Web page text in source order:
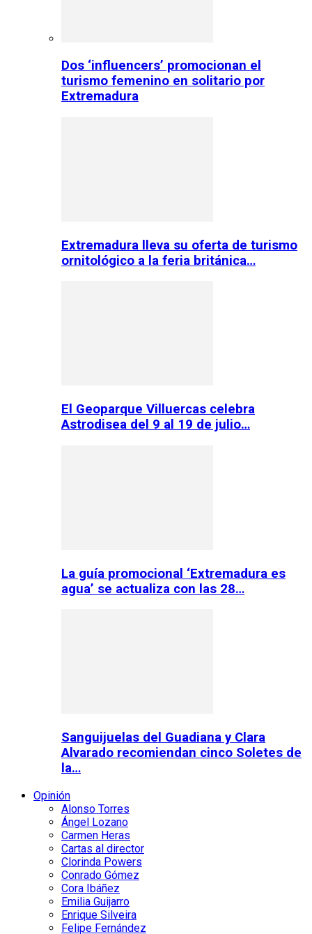
Dos ‘influencers’ promocionan el
turismo femenino en solitario por
Extremadura
Extremadura lleva su oferta de turismo
ornitológico a la feria británica…
El Geoparque Villuercas celebra
Astrodisea del 9 al 19 de julio…
La guía promocional ‘Extremadura es
agua’ se actualiza con las 28…
Sanguijuelas del Guadiana y Clara
Alvarado recomiendan cinco Soletes de
la…
Opinión
Alonso Torres
Ángel Lozano
Carmen Heras
Cartas al director
Clorinda Powers
Conrado Gómez
Cora Ibáñez
Emilia Guijarro
Enrique Silveira
Felipe Fernández